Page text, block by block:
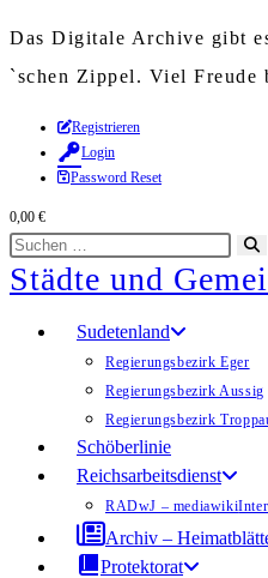
Das Digitale Archive gibt
`schen Zippel. Viel Freude
Zum
Inhalt
springen
Registrieren
Login
Password Reset
0,00 €
Diese
Website
durchsuchen
Städte und
Sudetenland
Regierungsbezirk Eger
Regierungsbezirk Aussig
Regierungsbezirk
Schöberlinie
Reichsarbeitsdienst
RADwJ – mediawiki
Archiv –
Protektorat